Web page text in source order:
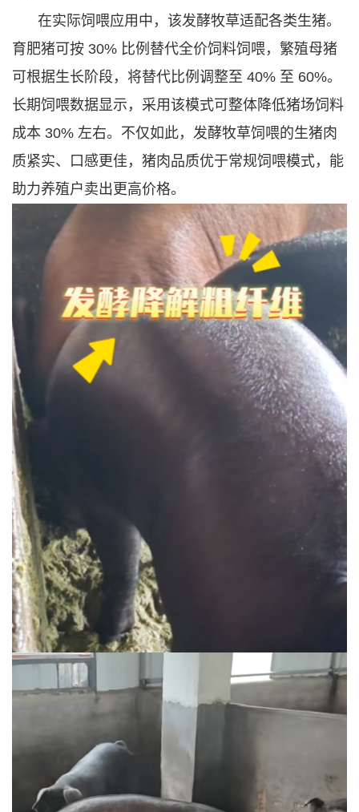
在实际饲喂应用中，该发酵牧草适配各类生猪。
育肥猪可按 30% 比例替代全价饲料饲喂，繁殖母猪
可根据生长阶段，将替代比例调整至 40% 至 60%。
长期饲喂数据显示，采用该模式可整体降低猪场饲料
成本 30% 左右。不仅如此，发酵牧草饲喂的生猪肉
质紧实、口感更佳，猪肉品质优于常规饲喂模式，能
助力养殖户卖出更高价格。